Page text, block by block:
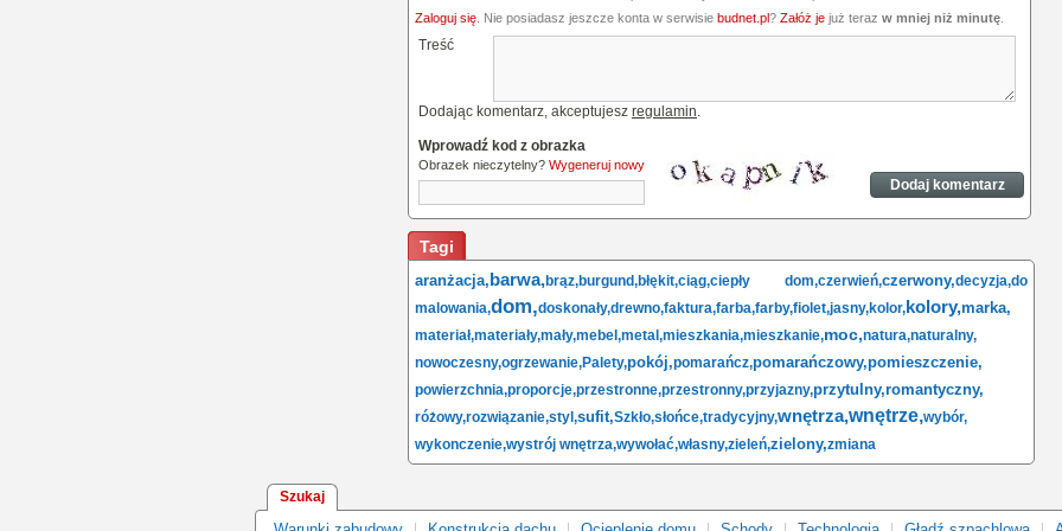
Zaloguj się . Nie posiadasz jeszcze konta w serwisie budnet.pl? Załóż je już teraz w mniej niż minutę
Treść
Dodając komentarz, akceptujesz regulamin.
Wprowadź kod z obrazka
Obrazek nieczytelny? Wygeneruj nowy
Tagi
aranżacja,barwa,brąz,burgund,błękit,ciąg,ciepły dom,czerwień,czerwony,decyzja,do
malowania,dom,doskonały,drewno,faktura,farba,farby,fiolet,jasny,kolor,kolory,marka,
materiał,materiały,mały,mebel,metal,mieszkania,mieszkanie,moc,natura,naturalny,
nowoczesny,ogrzewanie,Palety,pokój,pomarańcz,pomarańczowy,pomieszczenie,
powierzchnia,proporcje,przestronne,przestronny,przyjazny,przytulny,romantyczny,
różowy,rozwiązanie,styl,sufit,Szkło,słońce,tradycyjny,wnętrza,wnętrze,wybór,
wykonczenie,wystrój wnętrza,wywołać,własny,zieleń,zielony,zmiana
Szukaj